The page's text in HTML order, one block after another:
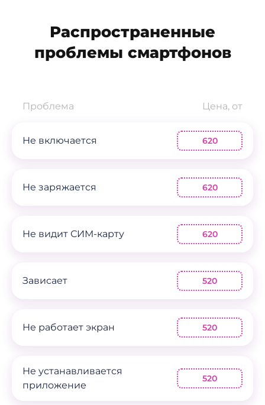
Распространенные
проблемы смартфонов
Проблема Цена, от
Не включается 620
Не заряжается 620
Не видит СИМ-карту 620
Зависает 520
Не работает экран 520
Не устанавливается
приложение
520